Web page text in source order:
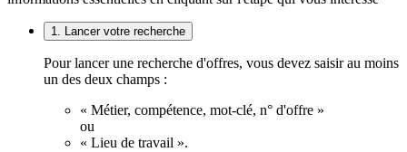
1. Lancer votre recherche
Pour lancer une recherche d'offres, vous devez saisir au moins
un des deux champs :
« Métier, compétence, mot-clé, n° d'offre »
ou
« Lieu de travail ».